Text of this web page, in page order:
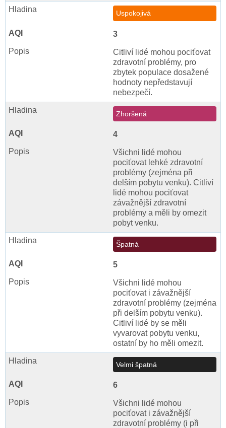
Uspokojivá
3
Citliví lidé mohou pociťovat
zdravotní problémy, pro
zbytek populace dosažené
hodnoty nepředstavují
nebezpečí.
Zhoršená
4
Všichni lidé mohou
pociťovat lehké zdravotní
problémy (zejména při
delším pobytu venku). Citliví
lidé mohou pociťovat
závažnější zdravotní
problémy a měli by omezit
pobyt venku.
Špatná
5
Všichni lidé mohou
pociťovat i závažnější
zdravotní problémy (zejména
při delším pobytu venku).
Citliví lidé by se měli
vyvarovat pobytu venku,
ostatní by ho měli omezit.
Velmi špatná
6
Všichni lidé mohou
pociťovat i závažnější
zdravotní problémy (i při